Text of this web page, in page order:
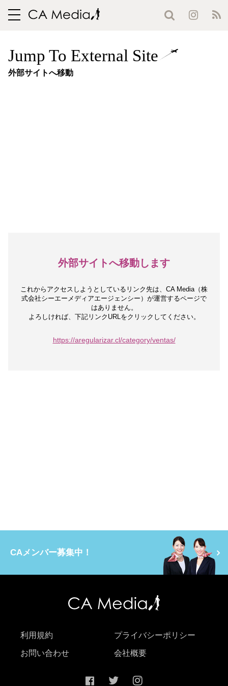
toggle
Jump To External Site
外部サイトへ移動
外部サイトへ移動します
これからアクセスしようとしているリンク先は、 CA Media（株
式会社シーエーメディアエージェンシー）が運営するページで
はありません。
よろしければ、下記リンクURLをクリックしてください。
https://aregularizar.cl/category/ventas/
CAメンバー募集中！
利用規約 プライバシーポリシー
お問い合わせ 会社概要